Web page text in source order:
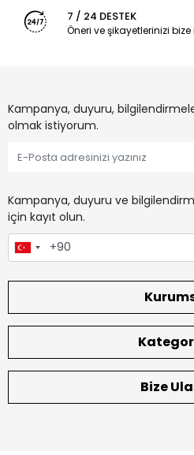
7 / 24 DESTEK
Öneri ve şikayetlerinizi
Kampanya, duyuru,
olmak istiyorum.
Kampanya, duyuru ve
için kayıt olun.
Bize